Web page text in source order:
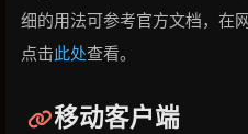
细的用法可参考官方文档，在
点击此处查看。
移动客户端